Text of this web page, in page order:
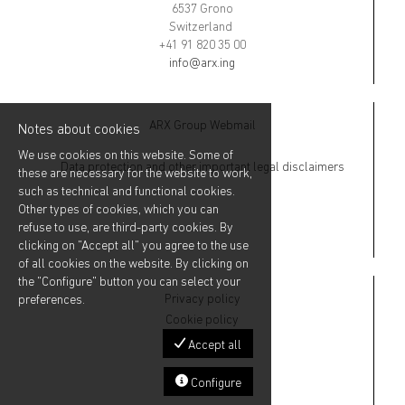
6537 Grono
Switzerland
+41 91 820 35 00
info@arx.ing
ARX Group Webmail
Data protection and other important legal disclaimers
Privacy policy
Cookie policy
Notes about cookies
We use cookies on this website. Some of
these are necessary for the website to work,
such as technical and functional cookies.
Other types of cookies, which you can
refuse to use, are third-party cookies. By
clicking on "Accept all" you agree to the use
of all cookies on the website. By clicking on
the "Configure" button you can select your
preferences.
Accept all
Configure